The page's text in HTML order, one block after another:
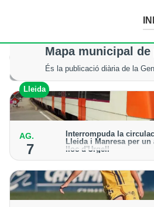
La tempesta
Tot i els xàfecs i la calamarsa,
Lleida
Mapa municipal
És la publicació diària de la
AG.
7
Interrompuda la
Lleida i Manresa per
lloc d'Urgell
Protecció Civil activa en